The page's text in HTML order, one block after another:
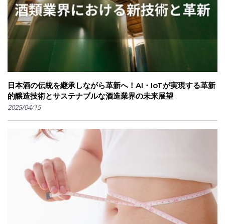
日本酒の伝統を継承しながら革新へ！AI・IoTが実現する革新
的醸造技術とサステナブルな酒造業界の未来展望
2025/04/15